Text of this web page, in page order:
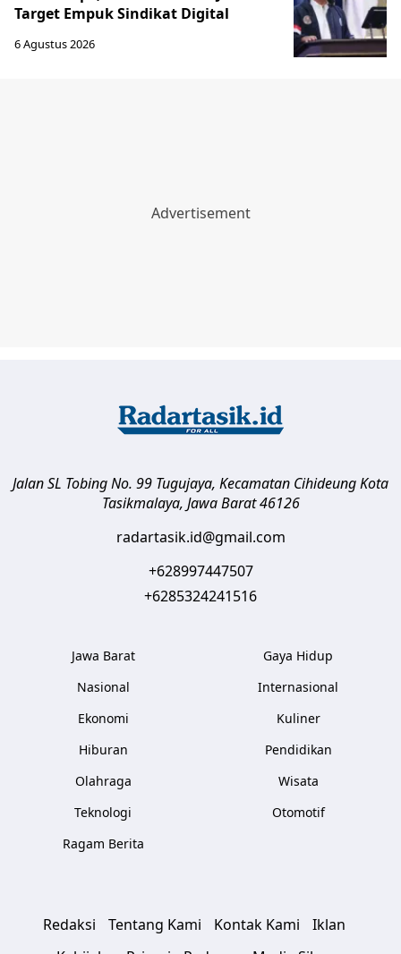
Target Empuk Sindikat Digital
6 Agustus 2026
Jalan SL Tobing No. 99 Tugujaya, Kecamatan CihideungKota
Tasikmalaya, Jawa Barat 46126
radartasik.id@gmail.com
+628997447507
+6285324241516
Jawa Barat
Nasional
Ekonomi
Hiburan
Olahraga
Teknologi
Ragam Berita
Gaya Hidup
Internasional
Kuliner
Pendidikan
Wisata
Otomotif
Redaksi Tentang Kami Kontak Kami
Iklan